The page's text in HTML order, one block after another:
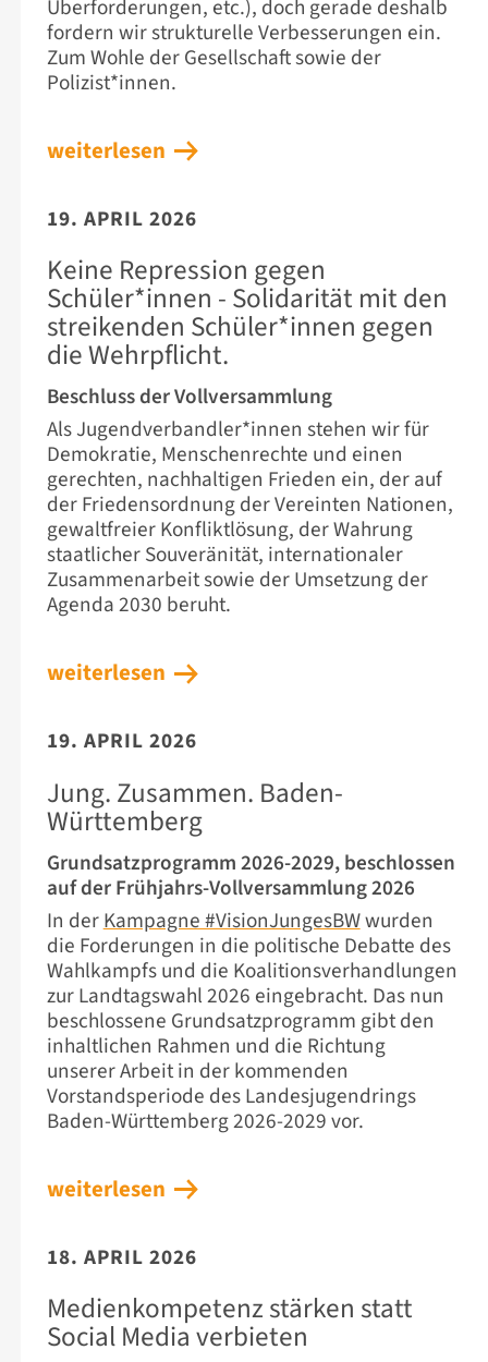
Überforderungen, etc.), doch gerade deshalb
fordern wir strukturelle Verbesserungen ein.
Zum Wohle der Gesellschaft sowie der
Polizist*innen.
weiterlesen
19. APRIL 2026
Keine Repression gegen
Schüler*innen - Solidarität mit den
streikenden Schüler*innen gegen
die Wehrpflicht.
Beschluss der Vollversammlung
Als Jugendverbandler*innen stehen wir für
Demokratie, Menschenrechte und einen
gerechten, nachhaltigen Frieden ein, der auf
der Friedensordnung der Vereinten Nationen,
gewaltfreier Konfliktlösung, der Wahrung
staatlicher Souveränität, internationaler
Zusammenarbeit sowie der Umsetzung der
Agenda 2030 beruht.
weiterlesen
19. APRIL 2026
Jung. Zusammen. Baden-
Württemberg
Grundsatzprogramm 2026-2029, beschlossen
auf der Frühjahrs-Vollversammlung 2026
In derKampagne #VisionJungesBWwurden
die Forderungen in die politische Debatte des
Wahlkampfs und die Koalitionsverhandlungen
zur Landtagswahl 2026 eingebracht. Das nun
beschlossene Grundsatzprogramm gibt den
inhaltlichen Rahmen und die Richtung
unserer Arbeit in der kommenden
Vorstandsperiode des Landesjugendrings
Baden-Württemberg 2026-2029 vor.
weiterlesen
18. APRIL 2026
Medienkompetenz stärken statt
Social Media verbieten